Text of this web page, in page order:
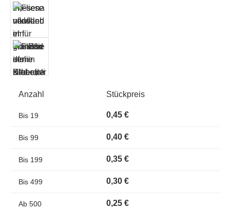
Anzahl Stückpreis
Bis 19 0,45 €
Bis 99 0,40 €
Bis 199 0,35 €
Bis 499 0,30 €
Ab 500 0,25 €